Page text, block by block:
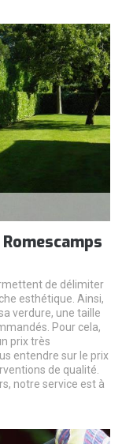
de délimiter
esthétique. Ainsi,
verdure, une taille
Pour cela,
prix très
entendre sur le prix
de qualité.
notre service est à